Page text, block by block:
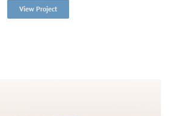
View Project